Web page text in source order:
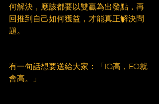
何解決，應該都要以雙贏為出發點，再
回推到自己如何獲益，才能真正解決問
題。
有一句話想要送給大家：「IQ高，EQ就
會高。」